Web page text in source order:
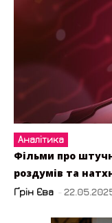
Аналітика
Фільми про
роздумів та
Ґрін Єва -